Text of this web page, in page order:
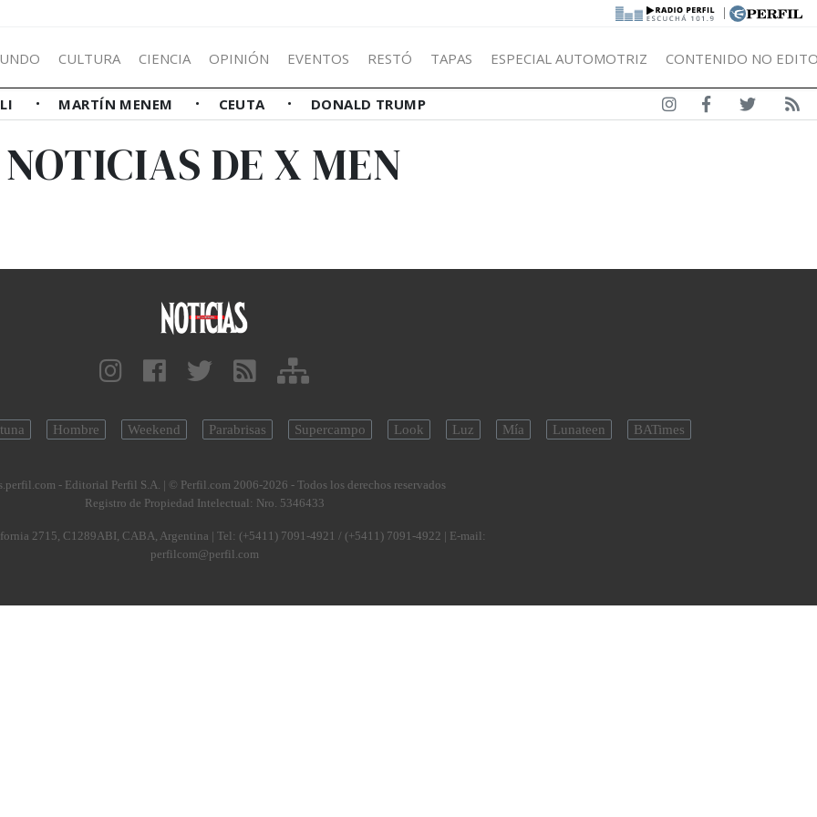
|
CULTURA CIENCIA OPINIÓN EVENTOS RESTÓ TAPAS ESPECIAL AUTOMOTRIZ CONTENIDO NO
MARTÍN MENEM CEUTA DONALD TRUMP
NOTICIAS DE X MEN
Hombre Weekend Parabrisas Supercampo Look Luz Mía Lunateen BATimes
- Editorial Perfil S.A. | © Perfil.com 2006-2026 - Todos los derechos reservados
Registro de Propiedad Intelectual: Nro. 5346433
2715, C1289ABI, CABA, Argentina | Tel: (+5411) 7091-4921 / (+5411) 7091-4922 | E-mail:
perfilcom@perfil.com